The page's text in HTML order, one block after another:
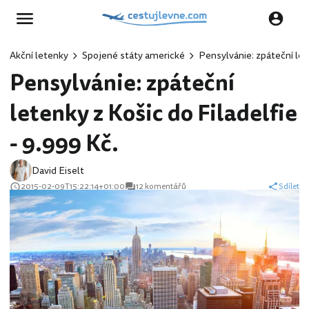
Akční letenky Spojené státy americké Pensylvánie: zpáteční
Pensylvánie: zpáteční
letenky z Košic do Filadelfie
- 9.999 Kč.
David Eiselt
2015-02-09T15:22:14+01:00 12 komentářů Sdílet